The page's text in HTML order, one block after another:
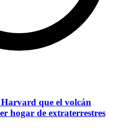
que el volcán
hogar de extraterrestres